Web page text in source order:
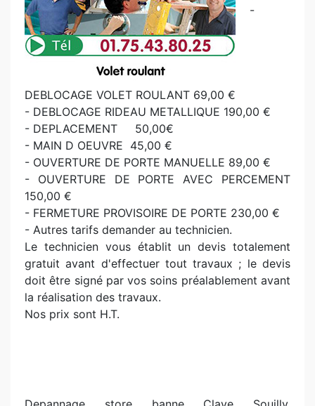
-
DEBLOCAGE VOLET ROULANT 69,00 €
- DEBLOCAGE RIDEAU METALLIQUE 190,00 €
- DEPLACEMENT 50,00€
- MAIN D OEUVRE 45,00 €
- OUVERTURE DE PORTE MANUELLE 89,00 €
- OUVERTURE DE PORTE AVEC PERCEMENT
150,00 €
- FERMETURE PROVISOIRE DE PORTE 230,00 €
- Autres tarifs demander au technicien.
Le technicien vous établit un devis totalement
gratuit avant d'effectuer tout travaux ; le devis
doit être signé par vos soins préalablement avant
la réalisation des travaux.
Nos prix sont H.T.